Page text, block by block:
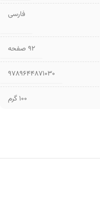
فارسی
۹۲ صفحه
9789644871030
100 گرم